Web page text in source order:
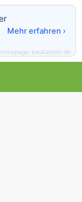
Mehr erfahren ›
baukasten.de